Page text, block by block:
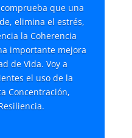
que una
elimina el estrés,
la Coherencia
importante mejora
de Vida. Voy a
el uso de la
Concentración,